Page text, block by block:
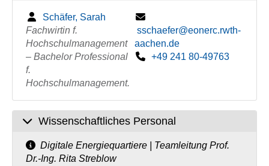
Schäfer, Sarah
Fachwirtin f.
Hochschulmanagement
– Bachelor Professional
f.
Hochschulmanagement.
sschaefer@eonerc.rwth-
aachen.de
+49 241 80-49763
Wissenschaftliches Personal
Digitale Energiequartiere | Teamleitung Prof.
Dr.-Ing. Rita Streblow